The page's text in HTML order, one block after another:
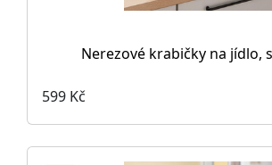
Nerezové krabičky na jídlo,
599 Kč